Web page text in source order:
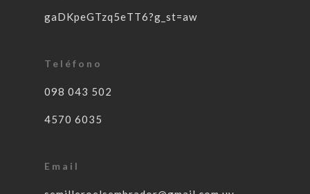
gaDKpeGTzq5eTT6?g_st=aw
Teléfono
098 043 502
4570 6035
Email